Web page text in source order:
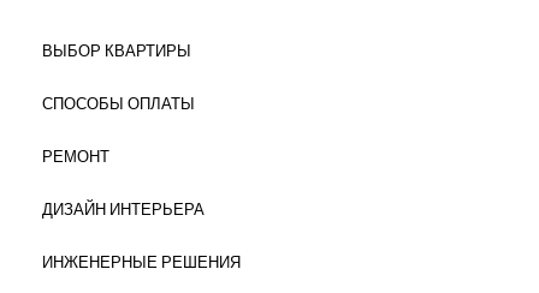
ВЫБОР КВАРТИРЫ
СПОСОБЫ ОПЛАТЫ
РЕМОНТ
ДИЗАЙН ИНТЕРЬЕРА
ИНЖЕНЕРНЫЕ РЕШЕНИЯ